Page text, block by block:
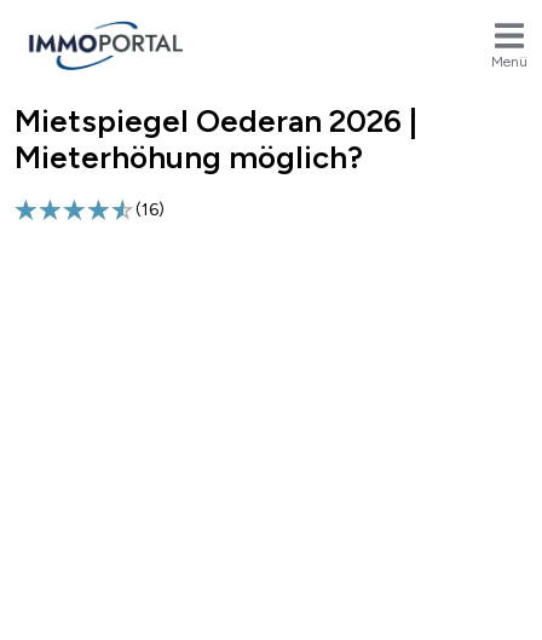
Menü
Breadcrumb
Mietspiegel Oederan 2026 |
Mieterhöhung möglich?
(16)